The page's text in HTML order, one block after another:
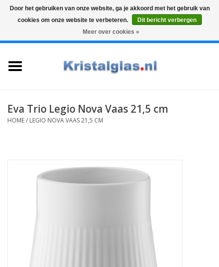
Graveren
Karaffen
Bar & Wijn
Eva Trio Legio Nova Vaas 21,5 cm
HOME/ LEGIO NOVA VAAS 21,5 CM
Door het gebruiken van onze website, ga je akkoord met het gebruik van
cookies om onze website te verbeteren.
Dit bericht verbergen
Meer over cookies »